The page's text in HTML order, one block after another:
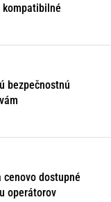
bezpečnostnú
dostupné
operátorov